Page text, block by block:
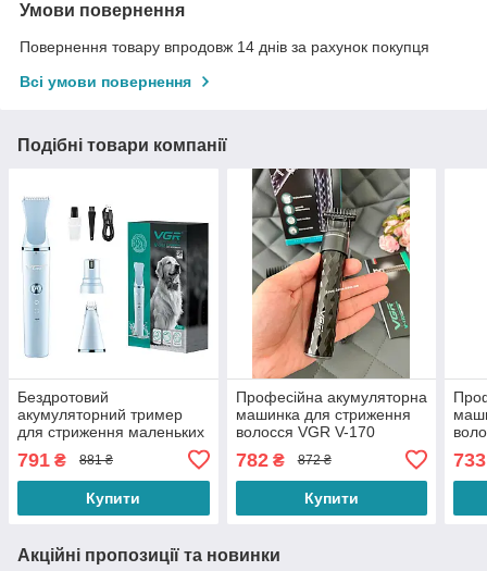
Умови повернення
Повернення товару впродовж 14 днів за рахунок покупця
Всі умови повернення
Подібні товари компанії
Бездротовий
акумуляторний тример
для стриження маленьких
набір 3 в 1
791 ₴ 881 ₴
Купити
Професійна акумуляторна
машинка для стриження
волосся VGR V-170
вусів
782₴ 872 ₴
Купити
733
Акційні пропозиції та новинки